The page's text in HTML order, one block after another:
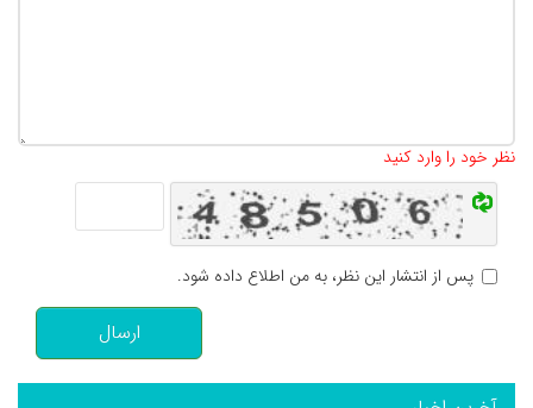
نظر خود را وارد کنید
پس از انتشار این نظر، به من اطلاع داده شود.
ارسال